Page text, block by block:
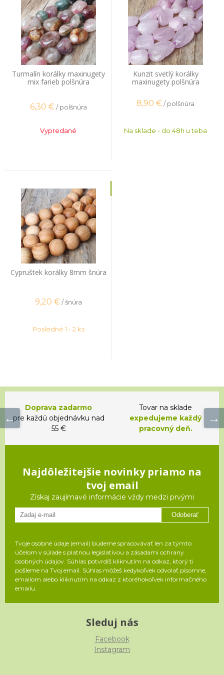
Turmalín korálky maxinugety
mix farieb polšnúra
6,30 € / polšnúra
Vypredané
Kunzit svetlý korálky
maxinugety polšnúra
8,90 €/ polšnúra
Na sklade - do 48h u teba
Cypruštek korálky 8mm šnúra
9,20 € / šnúra
Posledné 1 - 2 ks
Doprava zadarmo
pre každú objednávku nad
55 €
Tovar na sklade
expedujeme každý
pracovný deň.
Najdôležitejšie novinky priamo na
tvoj email
Získaj zaujímavé informácie vždy medzi prvými
Odoberať
Tvoje osobné údaje (email) budeme spracovávať len za týmto
účelom v súlade s platnou legislatívou a zásadami ochrany
osobných údajov. Súhlas potvrdíš kliknutím na odkaz, ktorý ti
pošleme na Tvoj email. Súhlas môžeš kedykoľvek odvolať písomne,
emailom alebo kliknutím na odkaz z ktoréhokoľvek informačného
emailu.
Sleduj nás
Facebook
Instagram